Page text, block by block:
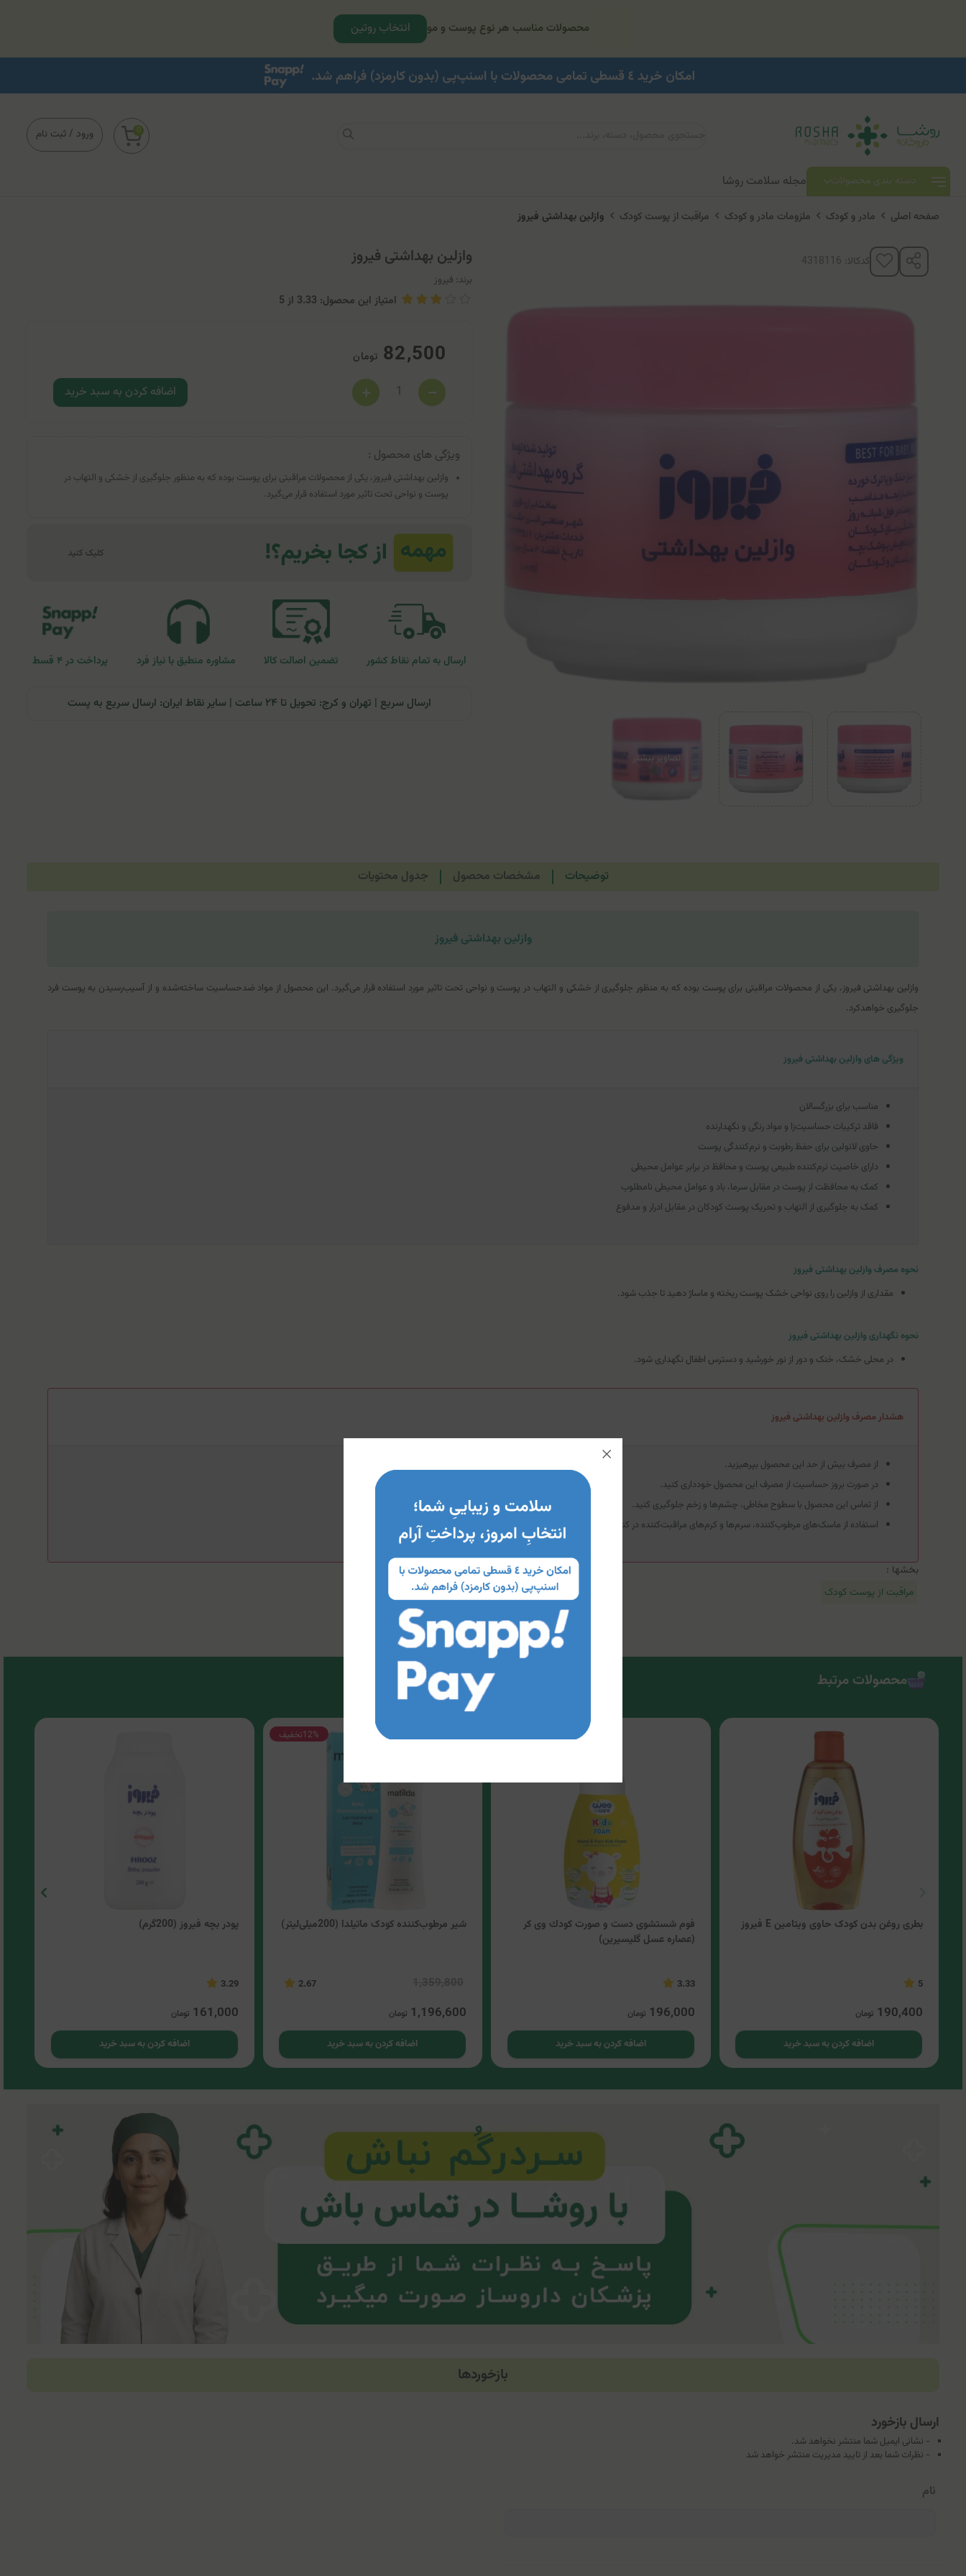
محصولات مناسب هر نوع پوست و مو انتخاب روتین
ورود / ثبت نام 0
دسته بندی محصولات مجله سلامت روشا
صفحه اصلی مادر و کودک ملزومات مادر و کودک مراقبت از پوست کودک وازلین بهداشتی فیروز
کدکالا: وازلین بهداشتی فیروز
برند: فیروز
امتیاز این محصول: 3.33 از 5
82,500 تومان
اضافه کردن به سبد خرید
ویژگی های محصول :
وازلین بهداشتی فیروز، یکی از محصولات مراقبتی برای پوست بوده که به منظور جلوگیری از خشکی و التهاب در
پوست و نواحی تحت تاثیر مورد استفاده قرار می‌گیرد.
ارسال به تمام نقاط کشور تضمین اصالت کالا مشاوره منطبق با نیاز فرد پرداخت در ۴ قسط
ارسال سریع | تهران و کرج: تحویل تا ۲۴ ساعت | سایر نقاط ایران: ارسال سریع به پست
توضیحات مشخصات محصول جدول محتویات
وازلین بهداشتی فیروز
وازلین بهداشتی فیروز، یکی از محصولات مراقبتی برای پوست بوده که به منظور جلوگیری از خشکی و التهاب در پوست و نواحی تحت تاثیر مورد استفاده قرار می‌گیرد. این محصول از مواد ضدحساسیت ساخته‌شده و از آسیب‌رسیدن به پوست فرد
جلوگیری خواهدکرد.
ویژگی های وازلین بهداشتی فیروز
مناسب برای بزرگسالان
فاقد ترکیبات حساسیت‌زا و مواد رنگی و نگهدارنده
حاوی لانولین برای حفظ رطوبت و نرم‌کنندگی پوست
دارای خاصیت نرم‌کننده طبیعی پوست و محافظ در برابر عوامل محیطی
کمک به محافظت از پوست در مقابل سرما،‌ باد و عوامل محیطی نامطلوب
کمک به جلوگیری از التهاب و تحریک پوست کودکان در مقابل ادرار و مدفوع
نحوه مصرف وازلین بهداشتی فیروز
مقداری از وازلین را روی نواحی خشک پوست ریخته و ماساژ دهید تا جذب شود.
نحوه نگهداری وازلین بهداشتی فیروز
در محلی خشک، خنک و دور از نور خورشید و دسترس اطفال نگهداری شود.
هشدار مصرف وازلین بهداشتی فیروز
از مصرف بیش از حد این محصول بپرهیزید.
در صورت بروز حساسیت از مصرف این محصول خودداری کنید.
از تماس این محصول با سطوح مخاطی، چشم‌ها و زخم جلوگیری کنید.
استفاده از ماسک‌های مرطوب‌کننده، سرم‌ها و کرم‌های مراقبت‌کننده در کنار این محصول توصیه می‌شود.
بخشها :
مراقبت از پوست کودک
محصولات مرتبط
بطری روغن بدن کودک حاوی ویتامین E فیروز
5
190,400 تومان
اضافه کردن به سبد خرید
فوم شستشوی دست و صورت كودك وی کر
(عصاره عسل گلیسیرین)
3.33
196,000 تومان
اضافه کردن به سبد خرید
12%تخفیف
شیر مرطوب‌کننده کودک ماتیلدا (200میلی‌لیتر)
2.67
1,196,600 تومان
اضافه کردن به سبد خرید
پودر بچه فیروز (200گرم)
3.29
161,000 تومان
اضافه کردن به سبد خرید
بازخوردها
ارسال بازخورد
- نشانی ایمیل شما منتشر نخواهد شد.
- نظرات شما بعد از تایید مدیریت منتشر خواهد شد
نام